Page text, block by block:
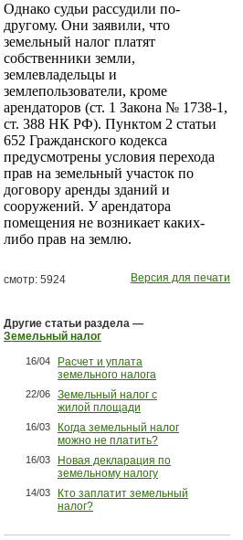
Однако судьи рассудили по-
другому. Они заявили, что
земельный налог платят
собственники земли,
землевладельцы и
землепользователи, кроме
арендаторов (ст. 1 Закона № 1738-1,
ст. 388 НК РФ). Пунктом 2 статьи
652 Гражданского кодекса
предусмотрены условия перехода
прав на земельный участок по
договору аренды зданий и
сооружений. У арендатора
помещения не возникает каких-
либо прав на землю.
смотр: 5924 Версия для печати
Другие статьи раздела —
Земельный налог
16/04
Расчет и уплата
земельного налога
22/06
Земельный налог с
жилой площади
16/03
Когда земельный налог
можно не платить?
16/03
Новая декларация по
земельному налогу
14/03
Кто заплатит земельный
налог?